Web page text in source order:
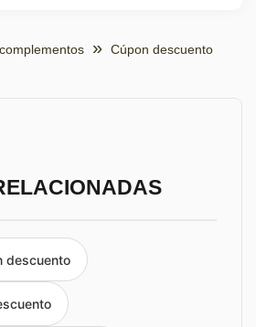
Cúpon descuento
descuento